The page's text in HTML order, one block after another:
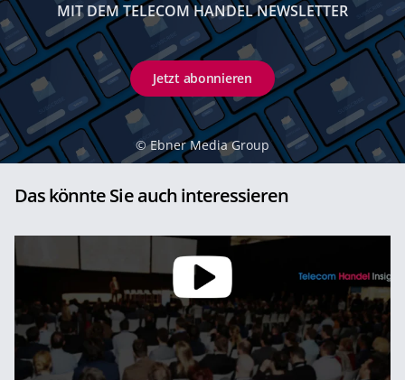
MIT DEM TELECOM HANDEL NEWSLETTER
Jetzt abonnieren
© Ebner Media Group
Das könnte Sie auch interessieren